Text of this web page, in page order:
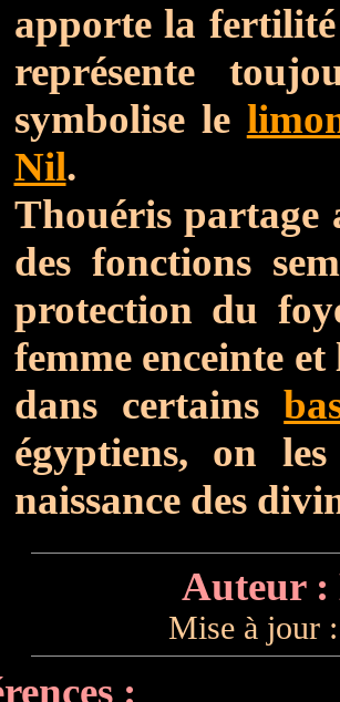
apporte la
représente
symbolise le
Nil.
Thouéris partage
des fonctions
protection du
femme enceinte
dans certains
égyptiens, on
naissance des
Auteur :
Mise à jour
: